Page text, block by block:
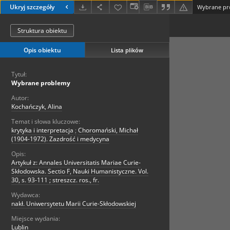
Ukryj szczegóły Wybrane
Struktura obiektu
Opis obiektu Lista plików
Tytuł:
Wybrane problemy
Autor:
Kochańczyk, Alina
Temat i słowa kluczowe:
krytyka i interpretacja ; Choromański, Michał
(1904-1972). Zazdrość i medycyna
Opis:
Artykuł z: Annales Universitatis Mariae Curie-
Skłodowska. Sectio F, Nauki Humanistyczne. Vol.
30, s. 93-111 ; streszcz. ros., fr.
Wydawca:
nakł. Uniwersytetu Marii Curie-Skłodowskiej
Miejsce wydania:
Lublin